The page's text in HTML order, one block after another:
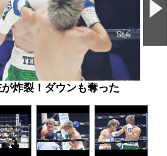
炸裂！ダウンも奪った